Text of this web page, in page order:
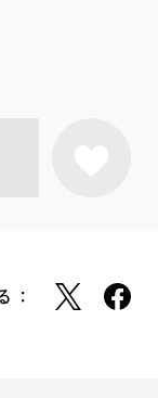
：